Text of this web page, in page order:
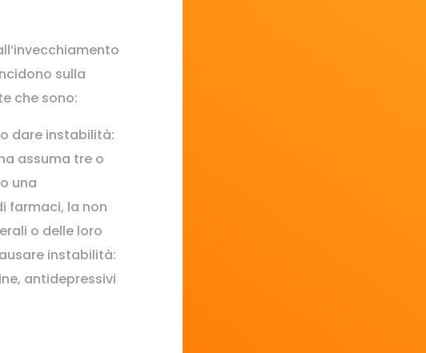
sulla
che sono:
dare instabilità:
assuma tre o
una
farmaci, la non
o delle loro
instabilità:
antidepressivi